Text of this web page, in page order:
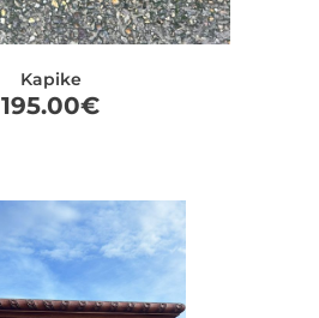
Kapike
195.00€